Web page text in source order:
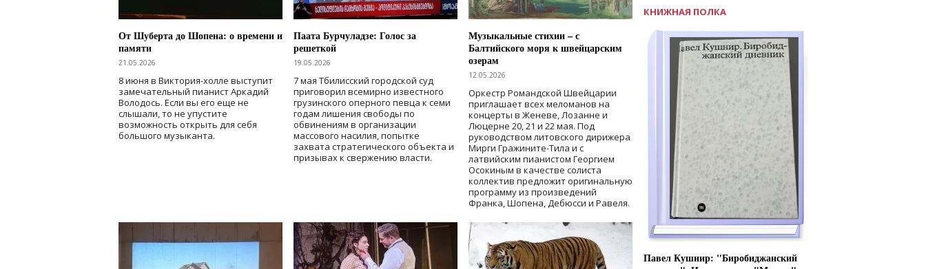
От Шуберта до Шопена: о времени и
памяти
21.05.2026
8 июня в Виктория-холле выступит
замечательный пианист Аркадий
Володось. Если вы его еще не
слышали, то не упустите
возможность открыть для себя
большого музыканта.
Паата Бурчуладзе: Голос за
решеткой
19.05.2026
7 мая Тбилисский городской суд
приговорил всемирно известного
грузинского оперного певца к семи
годам лишения свободы по
обвинениям в организации
массового насилия, попытке
захвата стратегического объекта и
призывах к свержению власти.
Музыкальные стихии – с
Балтийского моря к швейцарским
озерам
12.05.2026
Оркестр Романдской Швейцарии
приглашает всех меломанов на
концерты в Женеве, Лозанне и
Люцерне 20, 21 и 22 мая. Под
руководством литовского дирижера
Мирги Гражините-Тила и с
латвийским пианистом Георгием
Осокиным в качестве солиста
коллектив предложит оригинальную
программу из произведений
Франка, Шопена, Дебюсси и Равеля.
КНИЖНАЯ ПОЛКА
Павел Кушнир: "Биробиджанский